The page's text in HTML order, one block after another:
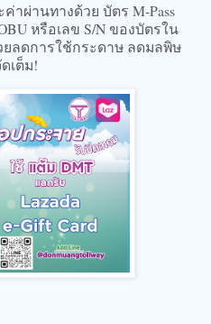
าผ่านทางด้วย บัตร M-Pass
หรือเลข S/N ของบัตรใน
ลดการใช้กระดาษ ลดมลพิษ
เต็ม!